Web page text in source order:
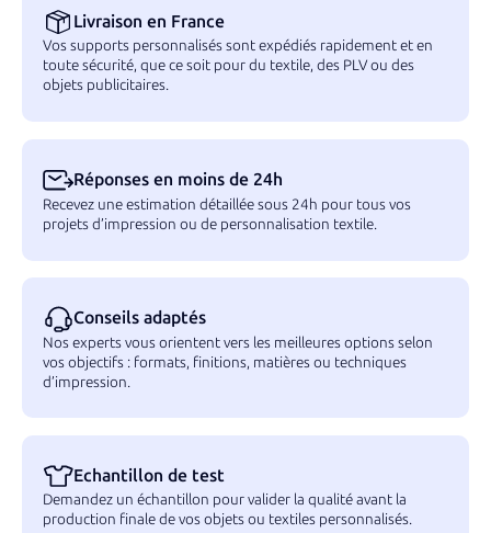
Livraison en France
Vos supports personnalisés sont expédiés rapidement et en
toute sécurité, que ce soit pour du textile, des PLV ou des
objets publicitaires.
Réponses en moins de 24h
Recevez une estimation détaillée sous 24h pour tous vos
projets d’impression ou de personnalisation textile.
Conseils adaptés
Nos experts vous orientent vers les meilleures options selon
vos objectifs : formats, finitions, matières ou techniques
d’impression.
Echantillon de test
Demandez un échantillon pour valider la qualité avant la
production finale de vos objets ou textiles personnalisés.